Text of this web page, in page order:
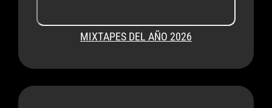
MIXTAPES DEL AÑO 2026